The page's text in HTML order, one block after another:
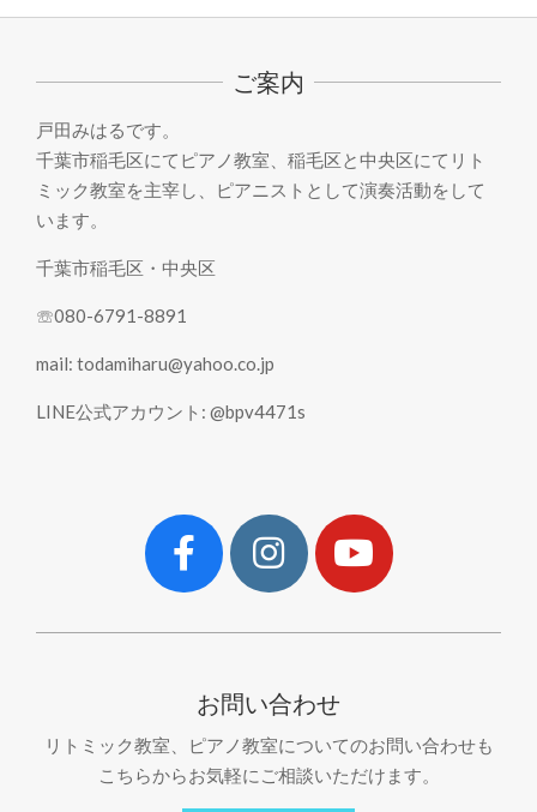
02-
ご案内
戸田みはるです。
千葉市稲毛区にてピアノ教室、稲毛区と中央区にてリト
ミック教室を主宰し、ピアニストとして演奏活動をして
います。
千葉市稲毛区・中央区
☏080-6791-8891
mail: todamiharu@yahoo.co.jp
LINE公式アカウント: @bpv4471s
お問い合わせ
リトミック教室、ピアノ教室についてのお問い合わせも
こちらからお気軽にご相談いただけます。